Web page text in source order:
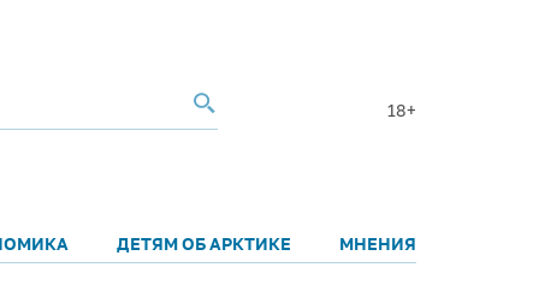
18+
ДЕТЯМ ОБ АРКТИКЕ МНЕНИЯ